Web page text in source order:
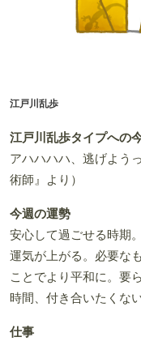
江戸川乱歩
江戸川乱歩タイプへの
アハハハハ、逃げよう
術師』より）
今週の運勢
安心して過ごせる時期
運気が上がる。必要な
ことでより平和に。要
時間、付き合いたくな
仕事